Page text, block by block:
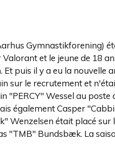
Gymnastikforening)
et le jeune de 18
puis il y a eu la nouvelle
sur le recrutement et
"PERCY" Wessel au
également Casper
Wenzelsen était placé sur
"TMB" Bundsbæk. La